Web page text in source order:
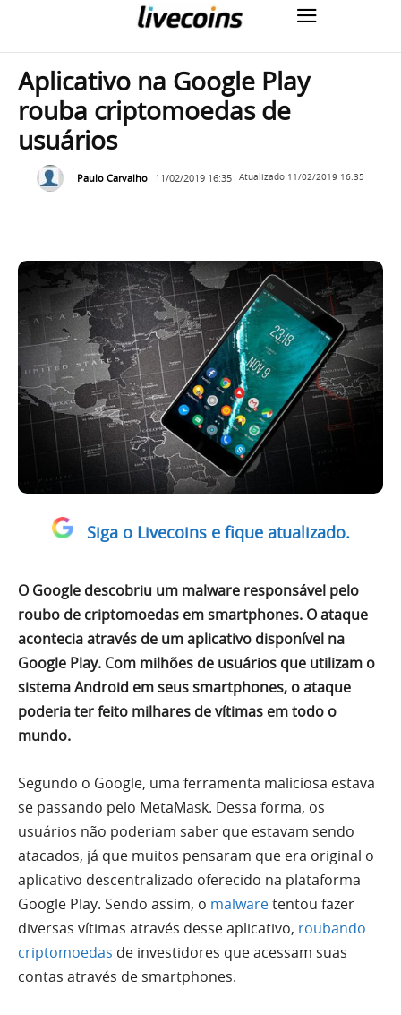
Aplicativo na Google Play
rouba criptomoedas de
usuários
Paulo Carvalho 11/02/2019 16:35 Atualizado 11/02/2019 16:35
Siga o Livecoins e fique atualizado.
O Google descobriu um malware responsável pelo
roubo de criptomoedas em smartphones. O ataque
acontecia através de um aplicativo disponível na
Google Play. Com milhões de usuários que utilizam o
sistema Android em seus smartphones, o ataque
poderia ter feito milhares de vítimas em todo o
mundo.
Segundo o Google, uma ferramenta maliciosa estava
se passando pelo MetaMask. Dessa forma, os
usuários não poderiam saber que estavam sendo
atacados, já que muitos pensaram que era original o
aplicativo descentralizado oferecido na plataforma
Google Play. Sendo assim, o malwaretentou fazer
diversas vítimas através desse aplicativo, roubando
criptomoedas de investidores que acessam suas
contas através de smartphones.